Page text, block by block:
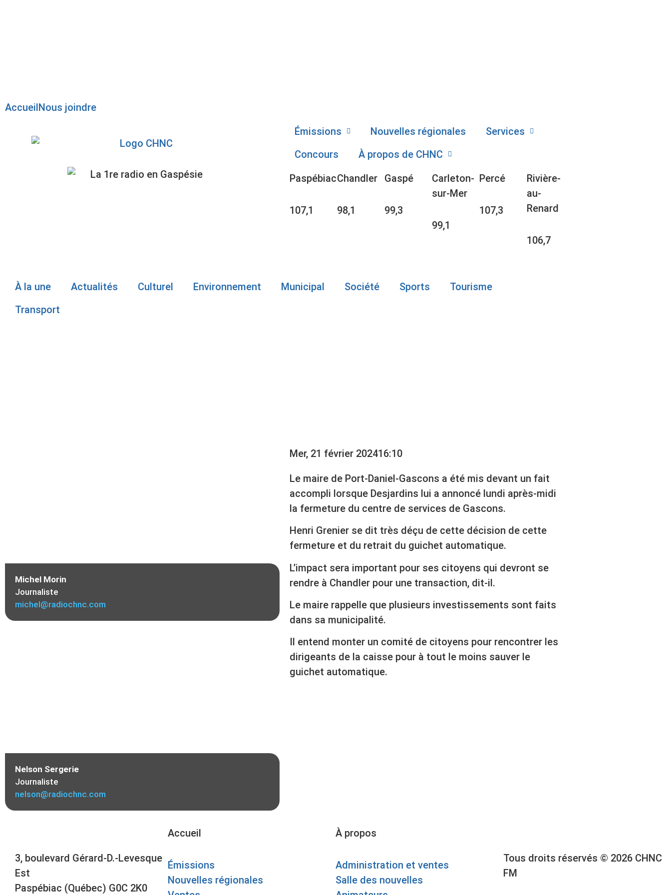
AccueilNous joindre
Émissions
Nouvelles régionales
Services
Concours
À propos de CHNC
Paspébiac
107,1
Chandler
98,1
Gaspé
99,3
Carleton-
sur-Mer
99,1
Percé
107,3
Rivière-
au-
Renard
106,7
À la une Actualités Culturel Environnement Municipal Société Sports
Tourisme
Transport
Michel Morin
Journaliste
michel@radiochnc.com
Nelson Sergerie
Journaliste
nelson@radiochnc.com
Mer, 21 février 202416:10
Le maire de Port-Daniel-Gascons a été mis devant un fait
accompli lorsque Desjardins lui a annoncé lundi après-midi
la fermeture du centre de services de Gascons.
Henri Grenier se dit très déçu de cette décision de cette
fermeture et du retrait du guichet automatique.
L’impact sera important pour ses citoyens qui devront se
rendre à Chandler pour une transaction, dit-il.
Le maire rappelle que plusieurs investissements sont faits
dans sa municipalité.
Il entend monter un comité de citoyens pour rencontrer les
dirigeants de la caisse pour à tout le moins sauver le
guichet automatique.
3, boulevard Gérard-D.-Levesque
Est
Paspébiac (Québec) G0C 2K0
Accueil
Émissions
Nouvelles régionales
À propos
Administration et ventes
Salle des nouvelles
Tous droits réservés © 2026 CHNC
FM